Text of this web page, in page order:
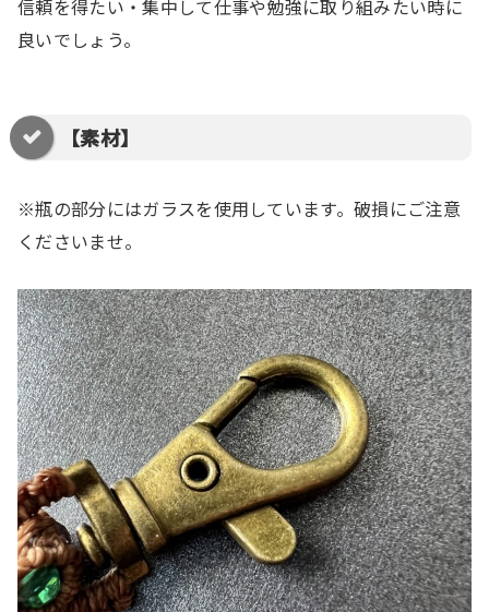
信頼を得たい・集中して仕事や勉強に取り組みたい時に
良いでしょう。
【素材】
※瓶の部分にはガラスを使用しています。破損にご注意
くださいませ。